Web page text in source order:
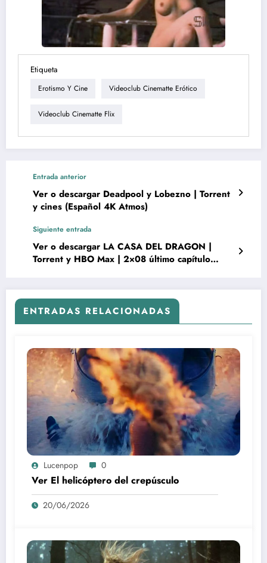
Etiqueta
Erotismo Y Cine Videoclub Cinematte Erótico
Videoclub Cinematte Flix
Entrada anterior
Ver o descargar Deadpool y Lobezno | Torrent
y cines (Español 4K Atmos)
Siguiente entrada
Ver o descargar LA CASA DEL DRAGON |
Torrent y HBO Max | 2×08 último capítulo
ENTRADAS RELACIONADAS
Lucenpop 0
Ver El helicóptero del crepúsculo
20/06/2026